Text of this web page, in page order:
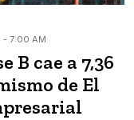
- 7:00 AM
B cae a 7,36
de El